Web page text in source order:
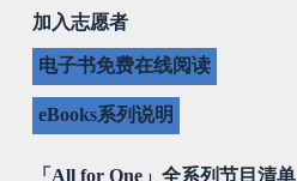
加入志愿者
电子书免费在线阅读
eBooks系列说明
「All for One」全系列节目清单